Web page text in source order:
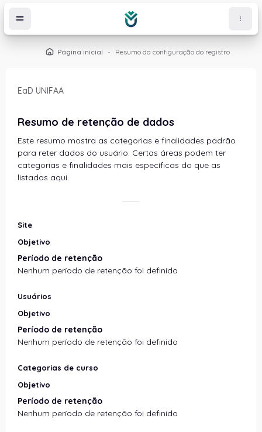
Página inicial Resumo da configuração do registro
EaD UNIFAA
Resumo de retenção de dados
Este resumo mostra as categorias e finalidades padrão
para reter dados do usuário. Certas áreas podem ter
categorias e finalidades mais específicas do que as
listadas aqui.
Site
Objetivo
Período de retenção
Nenhum período de retenção foi definido
Usuários
Objetivo
Período de retenção
Nenhum período de retenção foi definido
Categorias de curso
Objetivo
Período de retenção
Nenhum período de retenção foi definido